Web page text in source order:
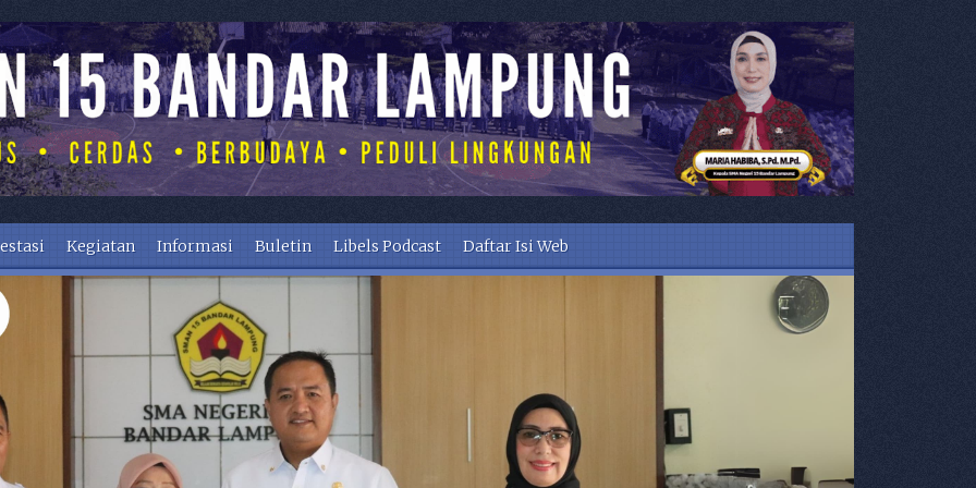
Kegiatan Informasi Buletin Libels Podcast Daftar Isi Web